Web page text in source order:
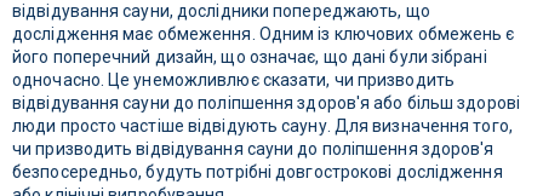
відвідування сауни, дослідники попереджають, що
дослідження має обмеження. Одним із ключових обмежень є
його поперечний дизайн, що означає, що дані були зібрані
одночасно. Це унеможливлює сказати, чи призводить
відвідування сауни до поліпшення здоров'я або більш здорові
люди просто частіше відвідують сауну. Для визначення того,
чи призводить відвідування сауни до поліпшення здоров'я
безпосередньо, будуть потрібні довгострокові дослідження